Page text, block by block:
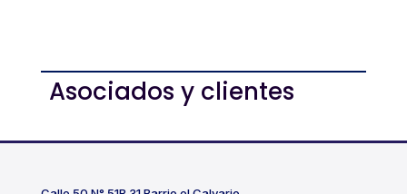
Asociados y clientes